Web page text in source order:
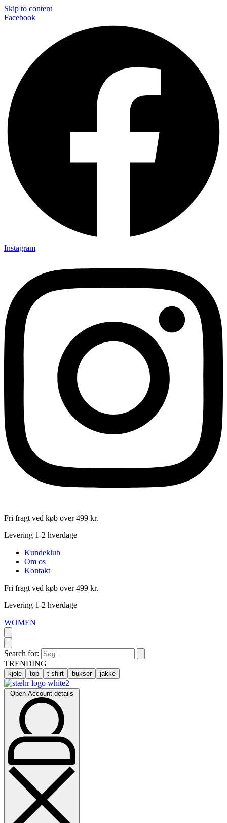
Skip to content
Facebook
Instagram
Fri fragt ved køb over 499 kr.
Levering 1-2 hverdage
Kundeklub
Om os
Kontakt
Fri fragt ved køb over 499 kr.
Levering 1-2 hverdage
WOMEN
Search for:
TRENDING
kjole top t-shirt bukser jakke
Open Account details